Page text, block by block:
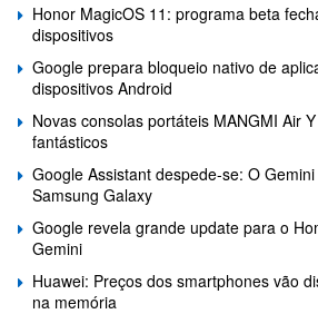
Honor MagicOS 11: programa beta
dispositivos
Google prepara bloqueio nativo de
dispositivos Android
Novas consolas portáteis MANGMI Air
fantásticos
Google Assistant despede-se: O
Samsung Galaxy
Google revela grande update para o
Gemini
Huawei: Preços dos smartphones vão
na memória